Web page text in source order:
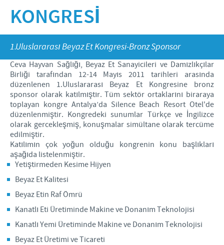
Kalite Politikamız
Üretim
Dünyada Ceva
Pet
Dünyayı Beslemek
Mutlu İnsanlar ve Hayvanlar
Ceva ve Toplum
Ticari ve Bilimsel Ortaklıklar
İNSAN KAYNAKLARI
Kişisel Gelişim
İş Alanlarımız
Başvuru ve İşe Alım Süreci
İLETİŞİM VE KİŞİSEL VERİ
İŞLEMLERİ
İletişim Formu
Kanatlı Saha Ekibi
Ruminant Saha Ekibi
Kişisel Veri İşlemleri : Genel Aydınlatma Beyânı
Kişisel Veri İşlemleri : Müşteri Aydınlatma Beyânı
Kişisel Veri İşlemleri : İşitsel Kayıt Verileri
Kişisel Veri İşlemleri : Ziyaretçi Ve İş İlişkileri
Aydınlatma Metni
KONGRESİ
1.Uluslararası Beyaz Et Kongresi-Bronz Sponsor
Ceva Hayvan Sağlığı, Beyaz Et Sanayicileri ve Damızlıkçılar
Birliği tarafından 12-14 Mayıs 2011 tarihleri arasında
düzenlenen 1.Uluslararası Beyaz Et Kongresine bronz
sponsor olarak katılmıştır. Tüm sektör ortaklarını biraraya
toplayan kongre Antalya’da Silence Beach Resort Otel'de
düzenlenmiştir. Kongredeki sunumlar Türkçe ve İngilizce
olarak gercekleşmiş, konuşmalar simültane olarak tercüme
edilmiştir.
Katılımın çok yoğun olduğu kongrenin konu başlıkları
aşağıda listelenmiştir.
Yetiştirmeden Kesime Hijyen
Beyaz Et Kalitesi
Beyaz Etin Raf Ömrü
Kanatlı Eti Üretiminde Makine ve Donanım Teknolojisi
Kanatlı Yemi Üretiminde Makine ve Donanım Teknolojisi
Beyaz Et Üretimi ve Ticareti